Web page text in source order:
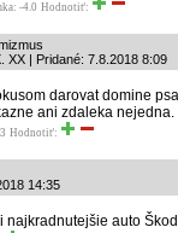
-4.0 Hodnotiť:
XX | Pridané: 7.8.2018 8:09
darovat domine
ani zdaleka nejedna.
Hodnotiť:
14:35
najkradnutejšie auto